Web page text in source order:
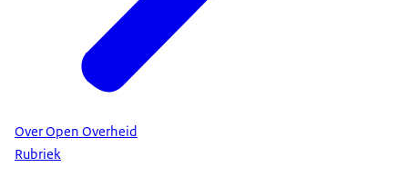
Over Open Overheid
Rubriek